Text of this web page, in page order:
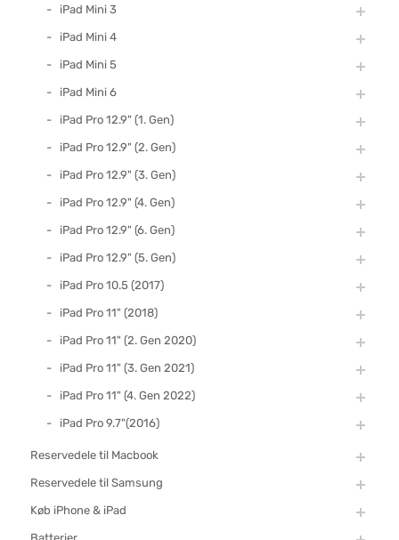
iPad Mini 3
iPad Mini 4
iPad Mini 5
iPad Mini 6
iPad Pro 12.9" (1. Gen)
iPad Pro 12.9" (2. Gen)
iPad Pro 12.9" (3. Gen)
iPad Pro 12.9" (4. Gen)
iPad Pro 12.9" (6. Gen)
iPad Pro 12.9" (5. Gen)
iPad Pro 10.5 (2017)
iPad Pro 11" (2018)
iPad Pro 11" (2. Gen 2020)
iPad Pro 11" (3. Gen 2021)
iPad Pro 11" (4. Gen 2022)
iPad Pro 9.7"(2016)
Reservedele til Macbook
Reservedele til Samsung
Køb iPhone & iPad